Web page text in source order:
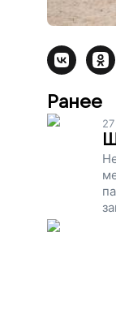
Ранее